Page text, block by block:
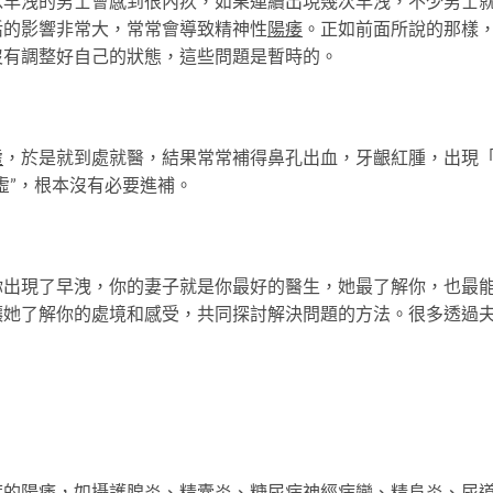
影響非常大，常常會導致精神性陽痿 。正如前面所說的那樣
調整好自己的狀態，這些問題是暫時的。
，於是就到處就醫，結果常常補得鼻孔出血，牙齦紅腫，出現
，根本沒有必要進補。
了早洩，你的妻子就是你最好的醫生，她最了解你，也最
了解你的處境和感受，共同探討解決問題的方法。很多透過